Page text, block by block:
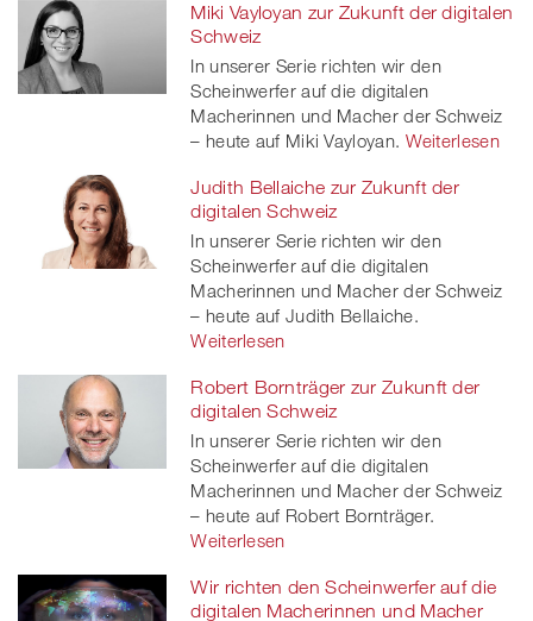
Miki Vayloyan zur Zukunft der digitalen
Schweiz
In unserer Serie richten wir den
Scheinwerfer auf die digitalen
Macherinnen und Macher der Schweiz
– heute auf Miki Vayloyan. Weiterlesen
Judith Bellaiche zur Zukunft der
digitalen Schweiz
In unserer Serie richten wir den
Scheinwerfer auf die digitalen
Macherinnen und Macher der Schweiz
– heute auf Judith Bellaiche.
Weiterlesen
Robert Bornträger zur Zukunft der
digitalen Schweiz
In unserer Serie richten wir den
Scheinwerfer auf die digitalen
Macherinnen und Macher der Schweiz
– heute auf Robert Bornträger.
Weiterlesen
Wir richten den Scheinwerfer auf die
digitalen Macherinnen und Macher